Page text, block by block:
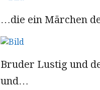
…die ein Märchen
Bruder Lustig und
und…